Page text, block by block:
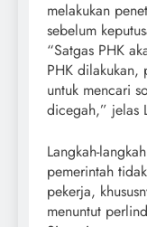
melakukan
sebelum
“Satgas PHK
PHK dilakukan,
untuk mencari
dicegah,” jelas
Langkah-
pemerintah
pekerja,
menuntut